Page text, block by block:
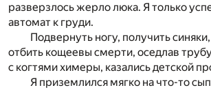
разверзлось жерло люка. Я только
автомат к груди.
Подвернуть ногу, получить
отбить кощеевы смерти, оседлав
с когтями химеры, казались детской
Я приземлился мягко на что-то